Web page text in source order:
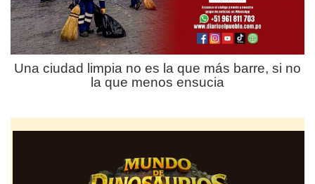
Una ciudad limpia no es la que más barre, si no
la que menos ensucia